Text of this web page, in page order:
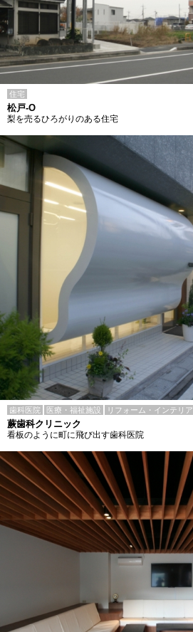
住宅
松戸-O
梨を売るひろがりのある住宅
歯科医院 医療・福祉施設 リフォーム・インテリア
蕨歯科クリニック
看板のように町に飛び出す歯科医院